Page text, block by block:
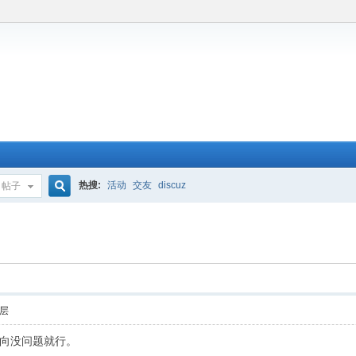
帖子 热搜: 活动 交友 discuz
没问题就行。